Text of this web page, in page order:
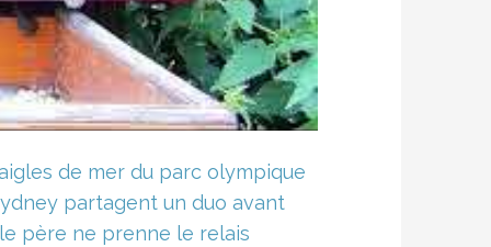
de mer du parc olympique
partagent un duo avant
père ne prenne le relais